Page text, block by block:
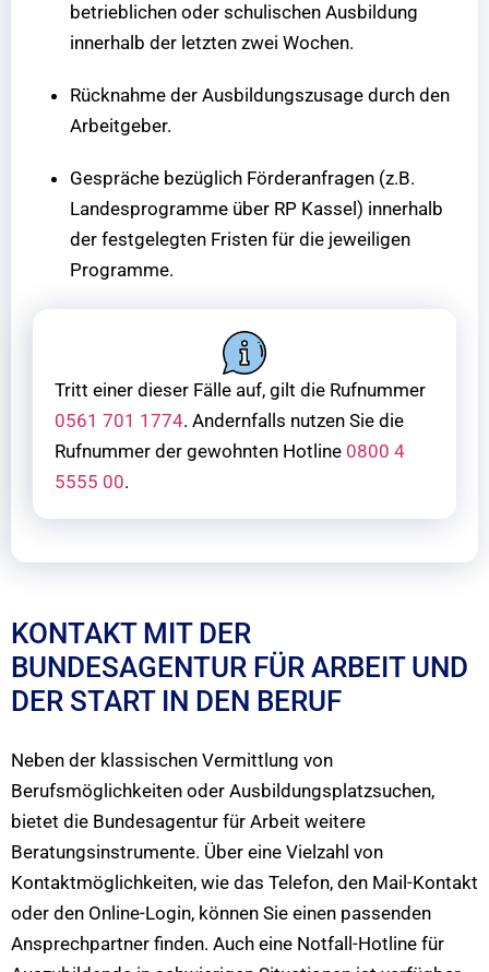
betrieblichen oder schulischen Ausbildung
innerhalb der letzten zwei Wochen.
Rücknahme der Ausbildungszusage durch den
Arbeitgeber.
Gespräche bezüglich Förderanfragen (z.B.
Landesprogramme über RP Kassel) innerhalb
der festgelegten Fristen für die jeweiligen
Programme.
Tritt einer dieser Fälle auf, gilt die Rufnummer
0561 701 1774. Andernfalls nutzen Sie die
Rufnummer der gewohnten Hotline 0800 4
5555 00.
KONTAKT MIT DER
BUNDESAGENTUR FÜR ARBEIT UND
DER START IN DEN BERUF
Neben der klassischen Vermittlung von
Berufsmöglichkeiten oder Ausbildungsplatzsuchen,
bietet die Bundesagentur für Arbeit weitere
Beratungsinstrumente. Über eine Vielzahl von
Kontaktmöglichkeiten, wie das Telefon, den Mail-Kontakt
oder den Online-Login, können Sie einen passenden
Ansprechpartner finden. Auch eine Notfall-Hotline für